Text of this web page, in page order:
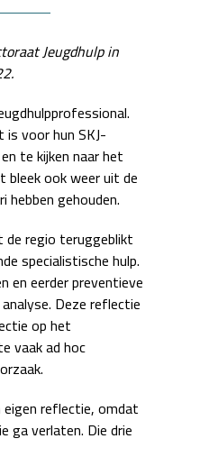
Jeugdhulp in
voor hun SKJ-
te kijken naar het
bleek ook weer uit de
hebben gehouden.
de regio teruggeblikt
specialistische hulp.
en eerder preventieve
Deze reflectie
op het
vaak ad hoc
reflectie, omdat
ga verlaten. Die drie